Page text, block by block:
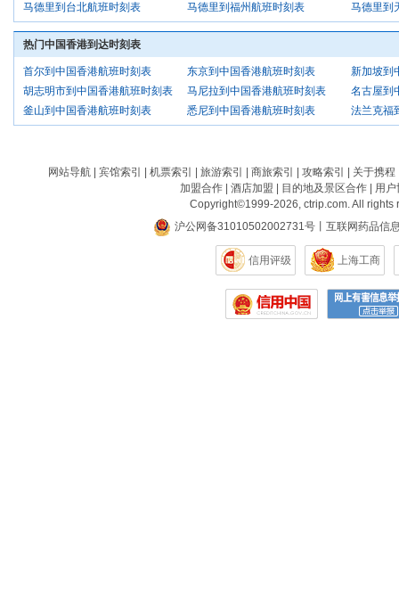
马德里到台北航班时刻表
马德里到福州航班时刻表 马德里到
热门中国香港到达时刻表
首尔到中国香港航班时刻表 东京到中国香港航班时刻表
新加坡到
胡志明市到中国香港航班时刻表
马尼拉到中国香港航班时刻表
名古屋到
釜山到中国香港航班时刻表
悉尼到中国香港航班时刻表 法兰克福
网站导航| 宾馆索引 机票索引 旅游索引 商旅索引 攻略索引 关于携程
加盟合作
酒店加盟 目的地及景区合作
用户
Copyright©1999-2026, ctrip.com. All rights
沪公网备31010502002731号
互联网药品信
信用评级 上海工商